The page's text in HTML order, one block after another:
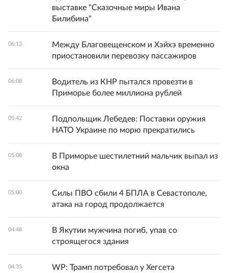
выставке "Сказочные миры Ивана
Билибина"
06:13
Между Благовещенском и Хэйхэ временно
приостановили перевозку пассажиров
06:08
Водитель из КНР пытался провезти в
Приморье более миллиона рублей
05:42
Подпольщик Лебедев: Поставки оружия
НАТО Украине по морю прекратились
05:08
В Приморье шестилетний мальчик выпал из
окна
05:00
Силы ПВО сбили 4 БПЛА в Севастополе,
атака на город продолжается
04:48
В Якутии мужчина погиб, упав со
строящегося здания
04:35
WP: Трамп потребовал у Хегсета